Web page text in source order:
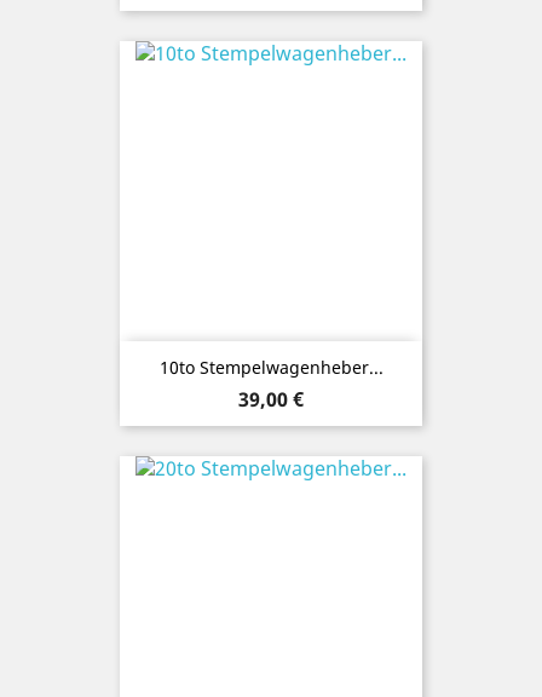
10to Stempelwagenheber...
Preis
39,00 €